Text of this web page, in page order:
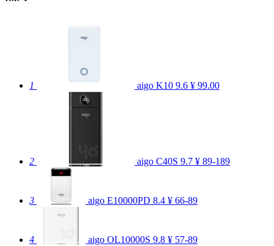
1 aigo K10 9.6 ¥ 99.00
2 aigo C40S 9.7 ¥ 89-189
3 aigo E10000PD 8.4 ¥ 66-89
4 aigo OL10000S 9.8 ¥ 57-89